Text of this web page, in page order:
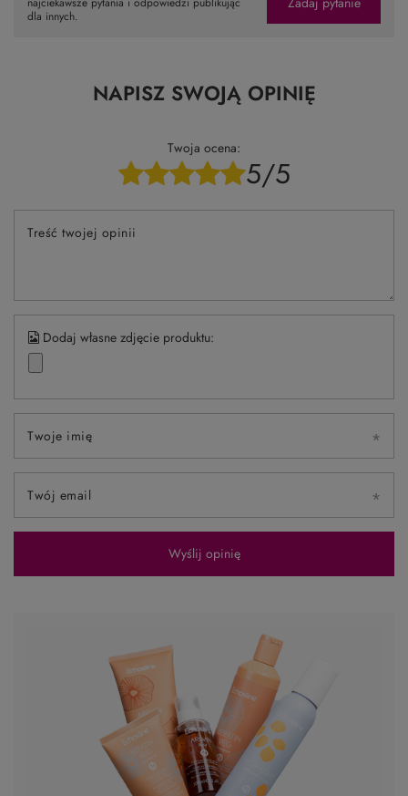
dla innych.
NAPISZ SWOJĄ OPINIĘ
Twoja ocena:
5/5
Treść twojej opinii
Dodaj własne zdjęcie produktu:
Twoje imię
Twój email
Wyślij opinię